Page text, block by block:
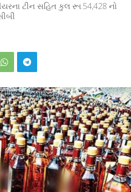
ટીન સહિત કુલ રૂા.54,428 નો